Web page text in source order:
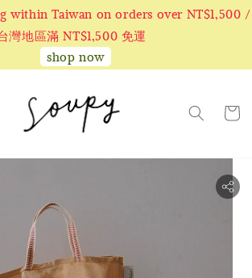
within Taiwan on orders over NT$1,500 /
灣地區滿 NT$1,500 免運
shop now